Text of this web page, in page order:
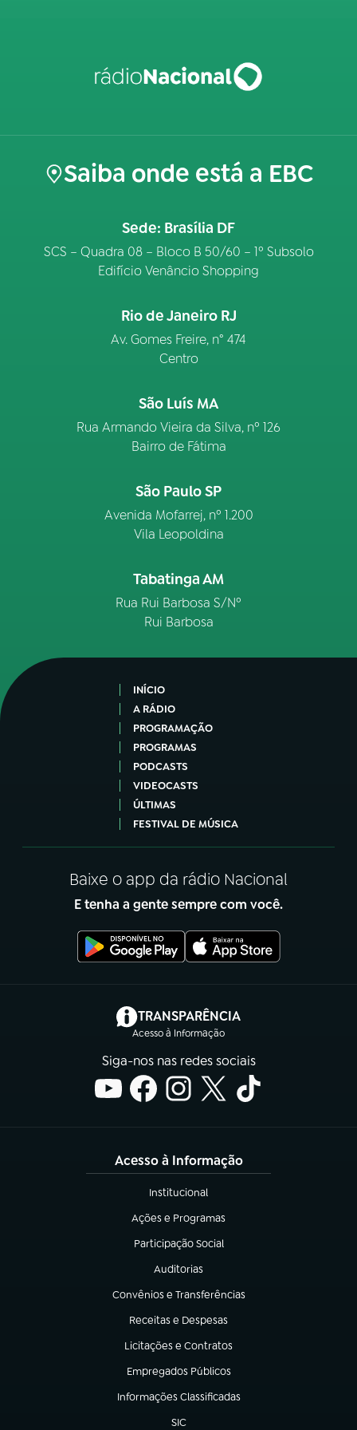
Saiba onde está a EBC
Sede: Brasília DF
SCS – Quadra 08 – Bloco B 50/60 – 1º Subsolo
Edifício Venâncio Shopping
Rio de Janeiro RJ
Av. Gomes Freire, n° 474
Centro
São Luís MA
Rua Armando Vieira da Silva, nº 126
Bairro de Fátima
São Paulo SP
Avenida Mofarrej, nº 1.200
Vila Leopoldina
Tabatinga AM
Rua Rui Barbosa S/Nº
Rui Barbosa
INÍCIO
A RÁDIO
PROGRAMAÇÃO
PROGRAMAS
PODCASTS
VIDEOCASTS
ÚLTIMAS
FESTIVAL DE MÚSICA
Baixe o app da rádio Nacional
E tenha a gente sempre com você.
TRANSPARÊNCIA
Acesso à Informação
(abre em nova aba)
Siga-nos nas redes sociais
Acesso à Informação
Institucional
(abre em nova aba)
Ações e Programas
(abre em nova aba)
Participação Social
(abre em nova aba)
Auditorias
(abre em nova aba)
Convênios e Transferências
(abre em nova aba)
Receitas e Despesas
(abre em nova aba)
Licitações e Contratos
(abre em nova aba)
Empregados Públicos
(abre em nova aba)
Informações Classificadas
(abre em nova aba)
SIC